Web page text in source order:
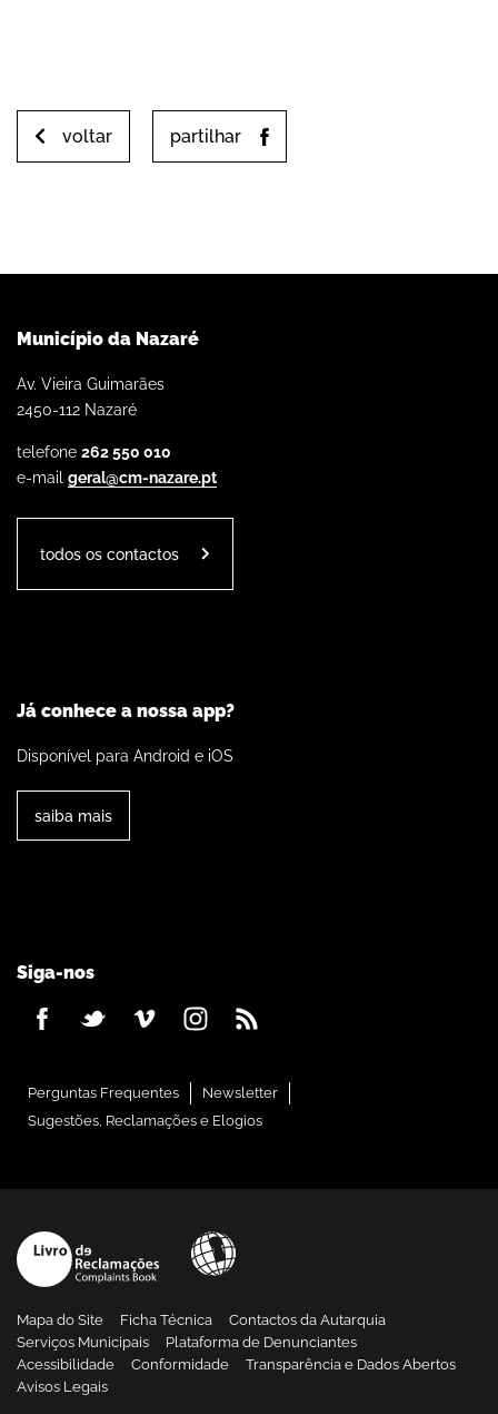
voltar partilhar
Município da Nazaré
Av. Vieira Guimarães
2450-112 Nazaré
telefone 262 550 010
e-mail geral@cm-nazare.pt
todos os contactos
Já conhece a nossa app?
Disponível para Android e iOS
saiba mais
Siga-nos
Perguntas Frequentes
Newsletter
Sugestões, Reclamações e Elogios
Mapa do Site Ficha Técnica
Contactos da Autarquia
Serviços Municipais
Plataforma de Denunciantes
Acessibilidade
Conformidade
Transparência e Dados Abertos
Avisos Legais